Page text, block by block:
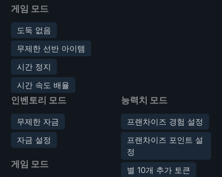
게임 모드
도둑 없음
무제한 선반 아이템
시간 정지
시간 속도 배율
인벤토리 모드
무제한 자금
자금 설정
게임 모드
능력치 모드
프랜차이즈 경험 설정
프랜차이즈 포인트 설
정
별 10개 추가 토큰